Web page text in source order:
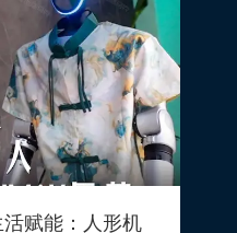
赋能：人形机